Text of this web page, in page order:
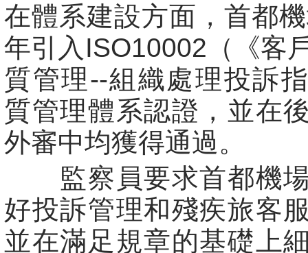
在體系建設方面，首都
年引入ISO10002（《客
質管理--組織處理投訴
質管理體系認證，並在
外審中均獲得通過。
監察員要求首都機場
好投訴管理和殘疾旅客
並在滿足規章的基礎上